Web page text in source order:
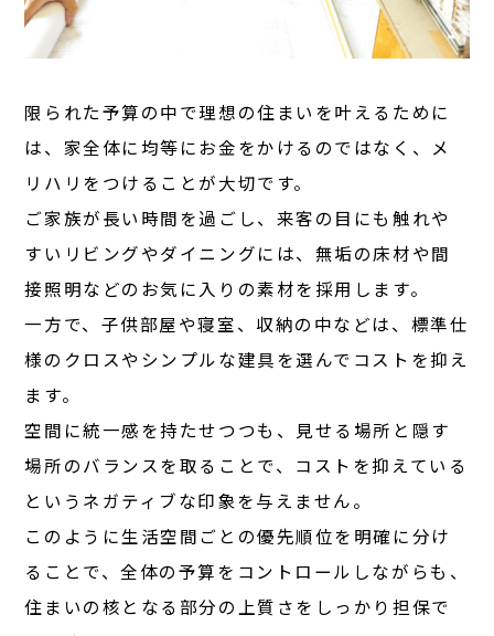
限られた予算の中で理想の住まいを叶えるために
は、家全体に均等にお金をかけるのではなく、メ
リハリをつけることが大切です。
ご家族が長い時間を過ごし、来客の目にも触れや
すいリビングやダイニングには、無垢の床材や間
接照明などのお気に入りの素材を採用します。
一方で、子供部屋や寝室、収納の中などは、標準仕
様のクロスやシンプルな建具を選んでコストを抑え
ます。
空間に統一感を持たせつつも、見せる場所と隠す
場所のバランスを取ることで、コストを抑えている
というネガティブな印象を与えません。
このように生活空間ごとの優先順位を明確に分け
ることで、全体の予算をコントロールしながらも、
住まいの核となる部分の上質さをしっかり担保で